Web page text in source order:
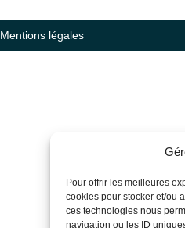
Pour offrir les meilleures
cookies pour stocker et/ou
ces technologies nous
navigation ou les ID
Mentions légales